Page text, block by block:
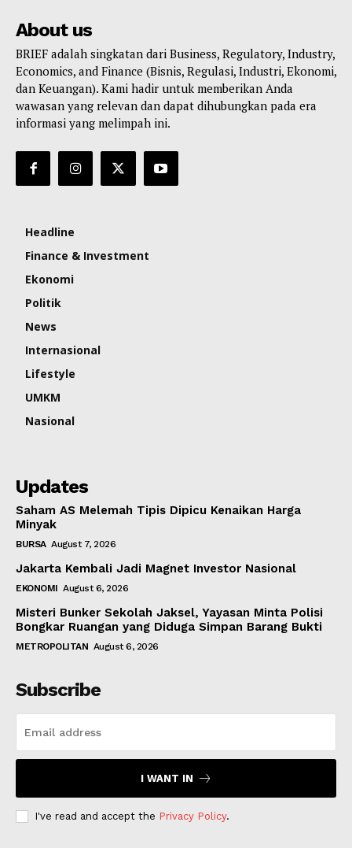
About us
BRIEF adalah singkatan dari Business, Regulatory, Industry,
Economics, and Finance (Bisnis, Regulasi, Industri, Ekonomi,
dan Keuangan). Kami hadir untuk memberikan Anda
wawasan yang relevan dan dapat dihubungkan pada era
informasi yang melimpah ini.
Headline
Finance & Investment
Ekonomi
Politik
News
Internasional
Lifestyle
UMKM
Nasional
Updates
Saham AS Melemah Tipis Dipicu Kenaikan Harga
Minyak
BURSA August 7, 2026
Jakarta Kembali Jadi Magnet Investor Nasional
EKONOMI August 6, 2026
Misteri Bunker Sekolah Jaksel, Yayasan Minta Polisi
Bongkar Ruangan yang Diduga Simpan Barang Bukti
METROPOLITAN August 6, 2026
Subscribe
I WANT IN
I've read and accept the Privacy Policy.